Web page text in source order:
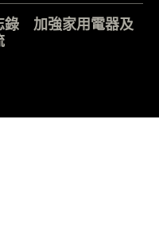
錄 加強家用電器及